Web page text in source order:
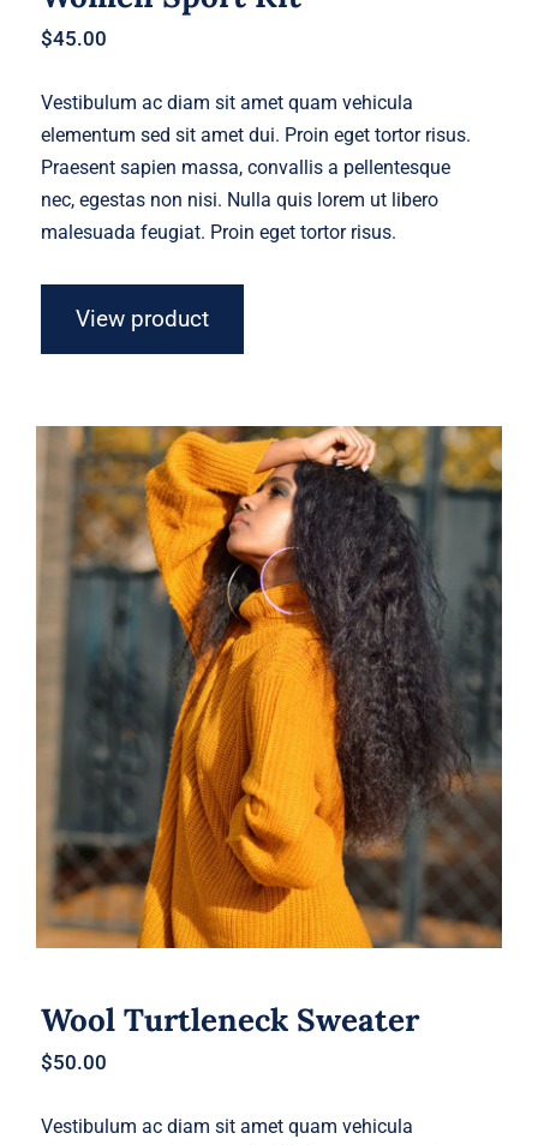
$45.00
Vestibulum ac diam sit amet quam vehicula
elementum sed sit amet dui. Proin eget tortor risus.
Praesent sapien massa, convallis a pellentesque
nec, egestas non nisi. Nulla quis lorem ut libero
malesuada feugiat. Proin eget tortor risus.
View product
Wool Turtleneck Sweater
Wool Turtleneck Sweater
$50.00
Vestibulum ac diam sit amet quam vehicula